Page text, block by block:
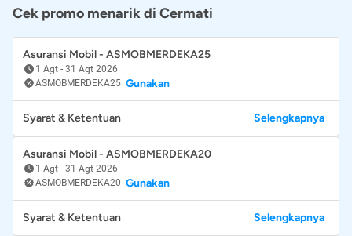
Cek promo menarik di Cermati
Asuransi Mobil - ASMOBMERDEKA25
1 Agt - 31 Agt 2026
ASMOBMERDEKA25 Gunakan
Syarat & Ketentuan Selengkapnya
Asuransi Mobil - ASMOBMERDEKA20
1 Agt - 31 Agt 2026
ASMOBMERDEKA20 Gunakan
Syarat & Ketentuan Selengkapnya